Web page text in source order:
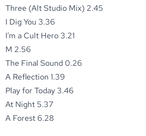
Three (Alt Studio Mix) 2.45
I Dig You 3.36
I'm a Cult Hero 3.21
M 2.56
The Final Sound 0.26
A Reflection 1.39
Play for Today 3.46
At Night 5.37
A Forest 6.28